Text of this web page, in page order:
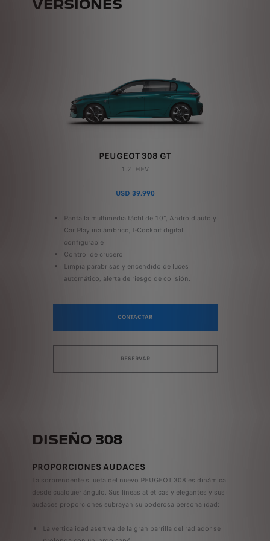
VERSIONES
PEUGEOT 308 GT
1.2 HEV
USD 39.990
Pantalla multimedia táctil de 10", Android auto y
Car Play inalámbrico, I-Cockpit digital
configurable
Control de crucero
Limpia parabrisas y encendido de luces
automático, alerta de riesgo de colisión.
CONTACTAR
RESERVAR
DISEÑO 308
PROPORCIONES AUDACES
La sorprendente silueta del nuevo PEUGEOT 308 es dinámica
desde cualquier ángulo. Sus líneas atléticas y elegantes y sus
audaces proporciones subrayan su poderosa personalidad:
La verticalidad asertiva de la gran parrilla del radiador se